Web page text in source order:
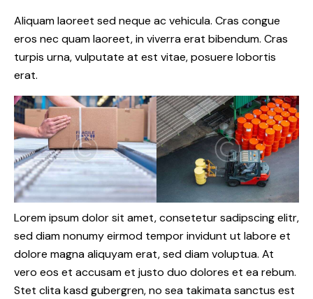
Aliquam laoreet sed neque ac vehicula. Cras congue
eros nec quam laoreet, in viverra erat bibendum. Cras
turpis urna, vulputate at est vitae, posuere lobortis
erat.
Lorem ipsum dolor sit amet, consetetur sadipscing elitr,
sed diam nonumy eirmod tempor invidunt ut labore et
dolore magna aliquyam erat, sed diam voluptua. At
vero eos et accusam et justo duo dolores et ea rebum.
Stet clita kasd gubergren, no sea takimata sanctus est